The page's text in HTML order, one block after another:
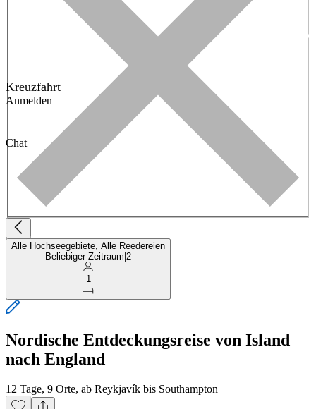
Kreuzfahrt
Anmelden
Chat
Alle Hochseegebiete, Alle Reedereien
Beliebiger Zeitraum 2
1
Nordische Entdeckungsreise von Island
nach England
12 Tage, 9 Orte, ab Reykjavík bis Southampton